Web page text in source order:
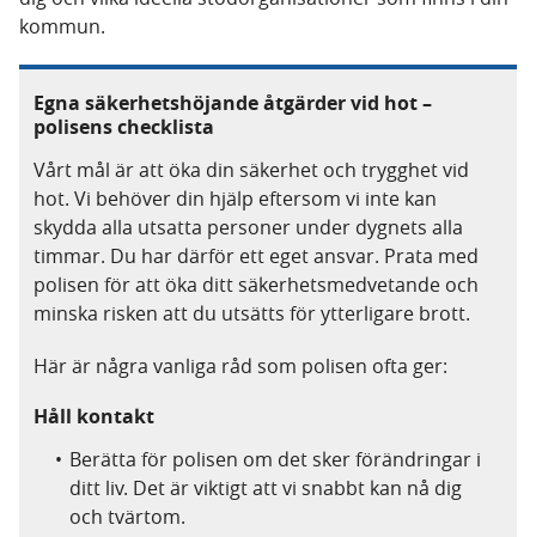
kommun.
Egna säkerhetshöjande åtgärder vid hot –
polisens checklista
Vårt mål är att öka din säkerhet och trygghet vid
hot. Vi behöver din hjälp eftersom vi inte kan
skydda alla utsatta personer under dygnets alla
timmar. Du har därför ett eget ansvar. Prata med
polisen för att öka ditt säkerhetsmedvetande och
minska risken att du utsätts för ytterligare brott.
Här är några vanliga råd som polisen ofta ger:
Håll kontakt
Berätta för polisen om det sker förändringar i
ditt liv. Det är viktigt att vi snabbt kan nå dig
och tvärtom.